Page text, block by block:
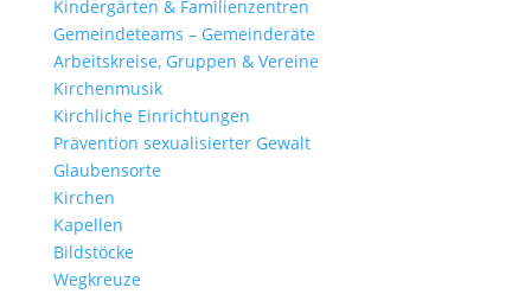
Kinder­gärten & Familienzentren
Gemein­de­teams – Gemeinderäte
Arbeits­kreise, Gruppen & Vereine
Kirchen­musik
Kirch­liche Einrichtungen
Präven­tion sexua­li­sierter Gewalt
Glau­ben­s­orte
Kirchen
Kapellen
Bild­stöcke
Wegkreuze